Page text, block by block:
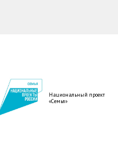
Национальный проект
«Семья»